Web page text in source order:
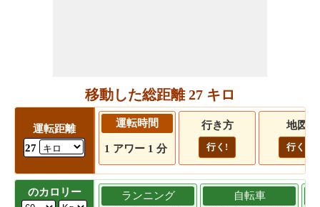
移動した総距離 27 キロ
運転距離
27
運転時間
1 アワー 1 分
行き方
行く!
地図
行く!
のカロリー
ランニング
自転車